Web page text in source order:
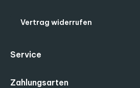
Vertrag widerrufen
Service
Zahlungsarten